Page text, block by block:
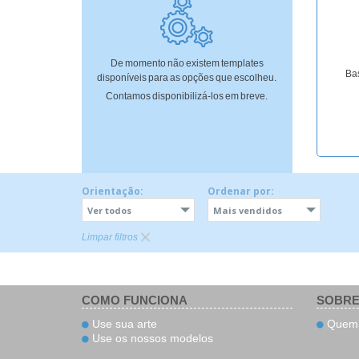
De momento não existem templates
disponíveis para as opções que escolheu.
Contamos disponibilizá-los em breve.
Orientação:
Ver todos
Ordenar por:
Mais vendidos
Limpar filtros
COMO FUNCIONA
Use sua arte
Use os nossos modelos
Quem